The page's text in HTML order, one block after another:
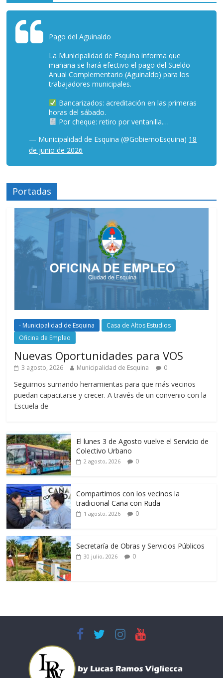
Pago del Aguinaldo
La Municipalidad de Esquina informa que
mañana se hará efectivo el pago del Sueldo
Anual Complementario (Aguinaldo) para los
trabajadores municipales.
Bancarizados: acreditación en las primeras
horas del sábado.
Por cheque: retiro por ventanilla.…
— Municipalidad de Esquina (@GobiernoEsquina) 18
de junio de 2026
Portadas
- Municipalidad de Esquina
Casa de Altos Estudios
Oficina de Empleo
Nuevas Oportunidades para VOS
3 agosto, 2026 Municipalidad de Esquina 0
Seguimos sumando herramientas para que más vecinos
puedan capacitarse y crecer. A través de un convenio con la
Escuela de
El lunes 3 de Agosto vuelve el Servicio de
Colectivo Urbano
2 agosto, 2026 0
Compartimos con los vecinos la
tradicional Caña con Ruda
1 agosto, 2026 0
Secretaría de Obras y Servicios Públicos
30 julio, 2026 0